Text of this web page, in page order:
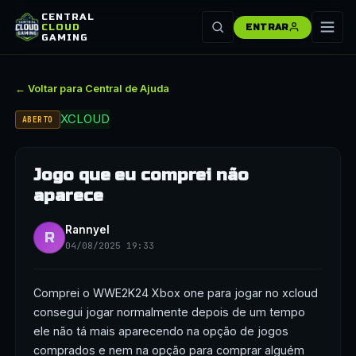
CENTRAL
CLOUD
GAMING
ENTRAR
← Voltar para Central de Ajuda
ABERTO XCLOUD
Jogo que eu comprei não
aparece
R Rannyel
04/08/2025 19:33
Comprei o WWE2K24 Xbox one para jogar no xcloud
consegui jogar normalmente depois de um tempo
ele não tá mais aparecendo na opção de jogos
comprados e nem na opção para comprar alguém